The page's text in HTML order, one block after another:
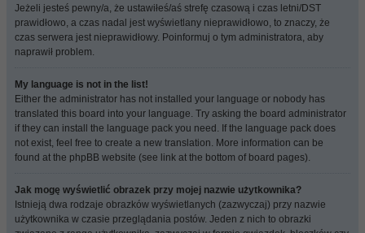
Jeżeli jesteś pewny/a, że ustawiłeś/aś strefę czasową i czas letni/DST
prawidłowo, a czas nadal jest wyświetlany nieprawidłowo, to znaczy, że
czas serwera jest nieprawidłowy. Poinformuj o tym administratora, aby
naprawił problem.
My language is not in the list!
Either the administrator has not installed your language or nobody has
translated this board into your language. Try asking the board administrator
if they can install the language pack you need. If the language pack does
not exist, feel free to create a new translation. More information can be
found at the phpBB website (see link at the bottom of board pages).
Jak mogę wyświetlić obrazek przy mojej nazwie użytkownika?
Istnieją dwa rodzaje obrazków wyświetlanych (zazwyczaj) przy nazwie
użytkownika w czasie przeglądania postów. Jeden z nich to obrazki